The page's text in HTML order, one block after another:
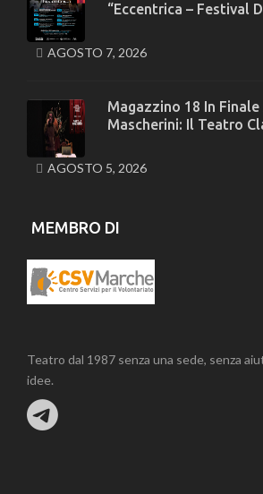
“Eccentrica – Festival
AGOSTO 7, 2026
Magazzino 18 In
Mascherini: Il Teatro
AGOSTO 5, 2026
MEMBRO DI
Teatro dal 1987 senza una sede, senza
idee.